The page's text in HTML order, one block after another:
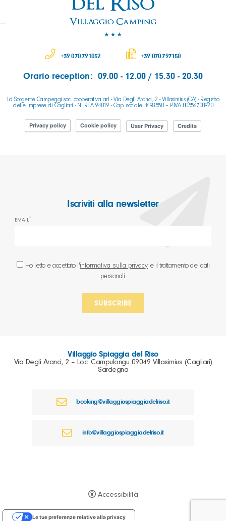
Villaggio Spiaggia del Riso
Via Degli Aranci, 2 – Loc. Campulongu 09049 Villasimius (Cagliari)
Sardegna
booking@villaggiospiaggiadelriso.it
info@villaggiospiaggiadelriso.it
+39 070.791052 +39 070.797150
Orario reception: 09.00 - 12.00 / 15.30 - 20.30
La Sorgente Campeggi soc. cooperativa arl - Via Degli Aranci, 2 - Villasimius (CA) - Registro
delle imprese di Cagliari - N. REA 94019 - Cap. sociale: € 98550 – P.IVA 00556700920
Privacy policy Cookie policy User Privacy Credits
Iscriviti alla newsletter
EMAIL*
Ho letto e accettato l'informativa sulla privacy e il trattamento dei dati
personali.
Accessibilità
Le tue preferenze relative alla privacy